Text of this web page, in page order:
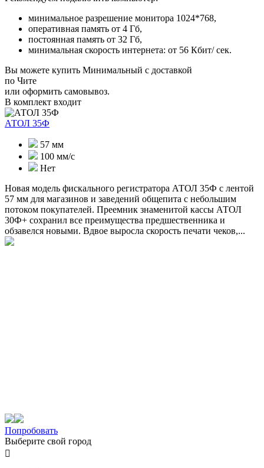
минимальное разрешение монитора 1024*768,
оперативная память от 4 Гб,
постоянная память от 32 Гб,
минимальная скорость интернета: от 56 Кбит/ сек.
Вы можете купить Минимальный с доставкой
по Чите
или оформить самовывоз.
В комплект входит
АТОЛ 35Ф
57 мм
100 мм/с
Нет
Новая модель фискального регистратора АТОЛ 35Ф с лентой
57 мм для магазинов и заведений общепита с небольшим
потоком покупателей. Преемник знаменитой кассы АТОЛ
30Ф+ сохранил все преимущества предшественника и
обзавелся новыми. Вдвое выросла скорость печати чеков,...
Попробовать
Выберите свой город
